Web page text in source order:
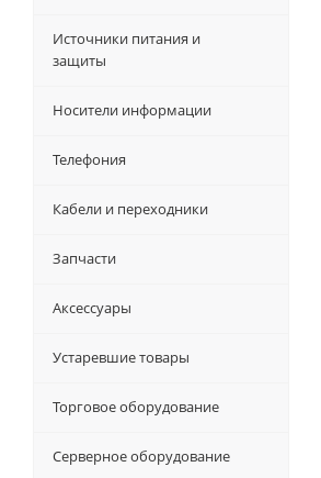
Источники питания и
защиты
Носители информации
Телефония
Кабели и переходники
Запчасти
Аксессуары
Устаревшие товары
Торговое оборудование
Серверное оборудование